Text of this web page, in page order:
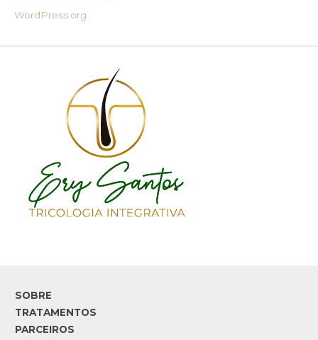
WordPress.org
SOBRE
TRATAMENTOS
PARCEIROS